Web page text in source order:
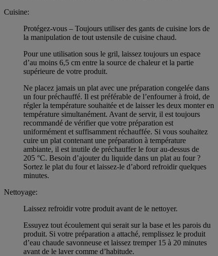
Cuisine:
Protégez-vous – Toujours utiliser des gants de cuisine lors de
la manipulation de tout ustensile de cuisine chaud.
Pour une utilisation sous le gril, laissez toujours un espace
d’au moins 6,5 cm entre la source de chaleur et la partie
supérieure de votre produit.
Ne placez jamais un plat avec une préparation congelée dans
un four préchauffé. Il est préférable de l’enfourner à froid, de
régler la température souhaitée et de laisser les deux monter en
température simultanément. Avant de servir, il est toujours
recommandé de vérifier que votre préparation est
uniformément et suffisamment réchauffée. Si vous souhaitez
cuire un plat contenant une préparation à température
ambiante, il est inutile de préchauffer le four au-dessus de
205 °C. Besoin d’ajouter du liquide dans un plat au four ?
Sortez le plat du four et laissez-le d’abord refroidir quelques
minutes.
Nettoyage:
Laissez refroidir votre produit avant de le nettoyer.
Essuyez tout écoulement qui serait sur la base et les parois du
produit. Si votre préparation a attaché, remplissez le produit
d’eau chaude savonneuse et laissez tremper 15 à 20 minutes
avant de le laver comme d’habitude.